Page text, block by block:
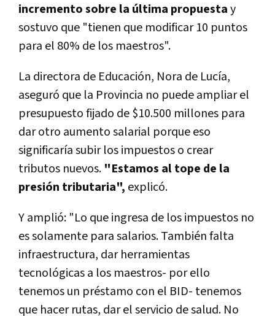
incremento sobre la última propuestay
sostuvo que "tienen que modificar 10 puntos
para el 80% de los maestros".
La directora de Educación, Nora de Lucía,
aseguró que la Provincia no puede ampliar el
presupuesto fijado de $10.500 millones para
dar otro aumento salarial porque eso
significaría subir los impuestos o crear
tributos nuevos. "Estamos al tope de la
presión tributaria", explicó.
Y amplió: "Lo que ingresa de los impuestos no
es solamente para salarios. También falta
infraestructura, dar herramientas
tecnológicas a los maestros- por ello
tenemos un préstamo con el BID- tenemos
que hacer rutas, dar el servicio de salud. No